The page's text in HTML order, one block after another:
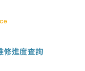
修進度查詢